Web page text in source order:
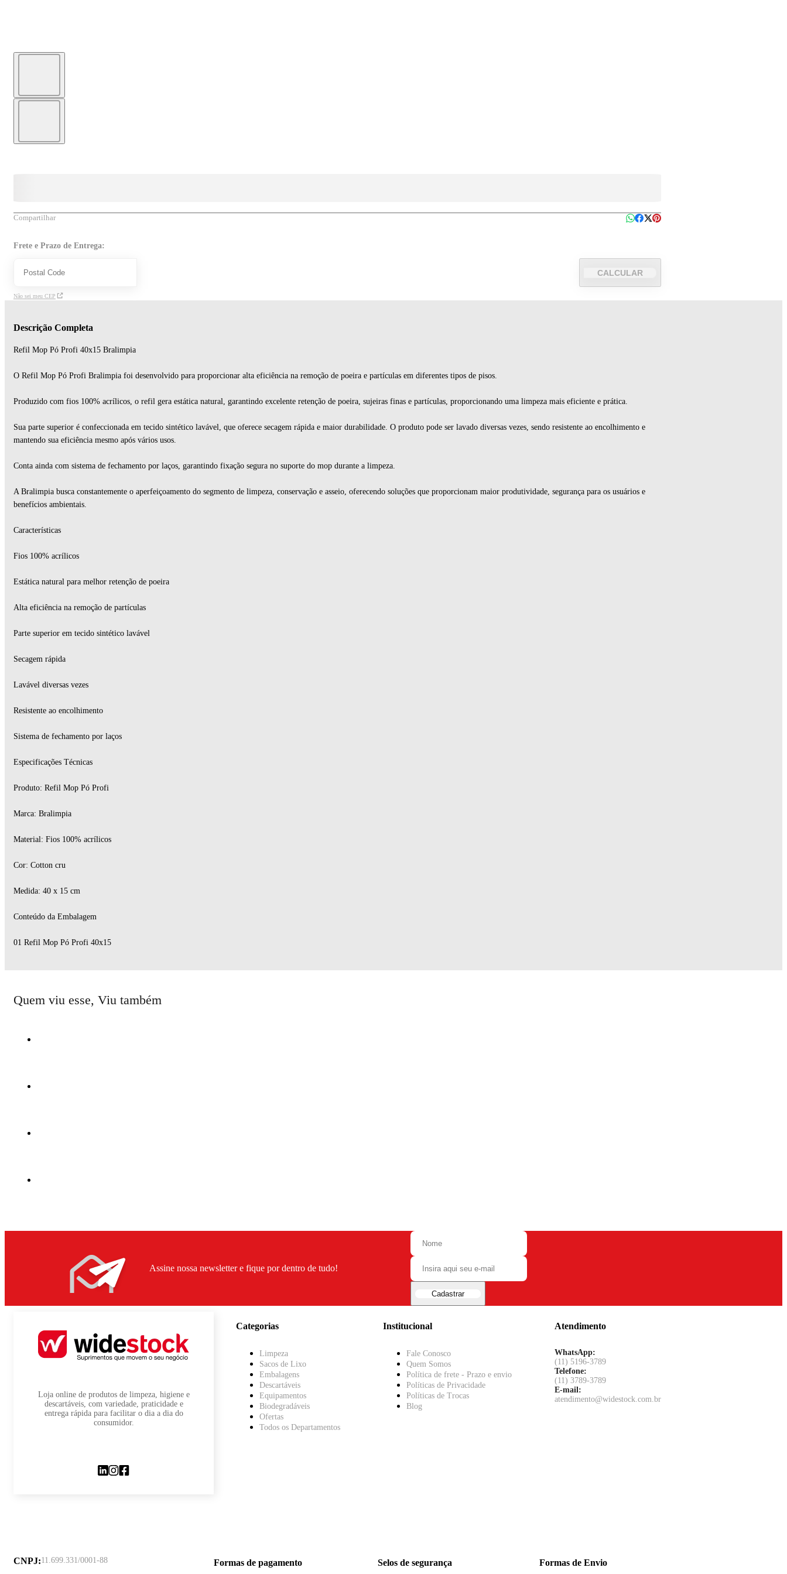
Compartilhar
Frete e Prazo de Entrega:
CALCULAR
Não sei meu CEP
Descrição Completa
Refil Mop Pó Profi 40x15 Bralimpia
O Refil Mop Pó Profi Bralimpia foi desenvolvido para proporcionar alta eficiência na remoção de poeira e partículas em diferentes tipos de pisos.
Produzido com fios 100% acrílicos, o refil gera estática natural, garantindo excelente retenção de poeira, sujeiras finas e partículas, proporcionando uma limpeza mais eficiente e prática.
Sua parte superior é confeccionada em tecido sintético lavável, que oferece secagem rápida e maior durabilidade. O produto pode ser lavado diversas vezes, sendo resistente ao encolhimento e
mantendo sua eficiência mesmo após vários usos.
Conta ainda com sistema de fechamento por laços, garantindo fixação segura no suporte do mop durante a limpeza.
A Bralimpia busca constantemente o aperfeiçoamento do segmento de limpeza, conservação e asseio, oferecendo soluções que proporcionam maior produtividade, segurança para os usuários e
benefícios ambientais.
Características
Fios 100% acrílicos
Estática natural para melhor retenção de poeira
Alta eficiência na remoção de partículas
Parte superior em tecido sintético lavável
Secagem rápida
Lavável diversas vezes
Resistente ao encolhimento
Sistema de fechamento por laços
Especificações Técnicas
Produto: Refil Mop Pó Profi
Marca: Bralimpia
Material: Fios 100% acrílicos
Cor: Cotton cru
Medida: 40 x 15 cm
Conteúdo da Embalagem
01 Refil Mop Pó Profi 40x15
Quem viu esse, Viu também
Assine nossa newsletter e fique por dentro de tudo!
Cadastrar
Loja online de produtos de limpeza, higiene e
descartáveis, com variedade, praticidade e
entrega rápida para facilitar o dia a dia do
consumidor.
Categorias
Limpeza
Sacos de Lixo
Embalagens
Descartáveis
Equipamentos
Biodegradáveis
Ofertas
Todos os Departamentos
Institucional
Fale Conosco
Quem Somos
Política de frete - Prazo e envio
Políticas de Privacidade
Políticas de Trocas
Blog
Atendimento
WhatsApp:
(11) 5196-3789
Telefone:
(11) 3789-3789
E-mail:
atendimento@widestock.com.br
CNPJ:11.699.331/0001-88 Formas de pagamento Selos de segurança Formas de Envio